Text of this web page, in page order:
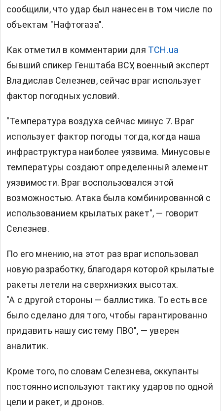
сообщили, что удар был нанесен в том числе по
объектам "Нафтогаза".
Как отметил в комментарии для ТСН.ua
бывший спикер Генштаба ВСУ, военный эксперт
Владислав Селезнев, сейчас враг использует
фактор погодных условий.
"Температура воздуха сейчас минус 7. Враг
использует фактор погоды тогда, когда наша
инфраструктура наиболее уязвима. Минусовые
температуры создают определенный элемент
уязвимости. Враг воспользовался этой
возможностью. Атака была комбинированной с
использованием крылатых ракет", — говорит
Селезнев.
По его мнению, на этот раз враг использовал
новую разработку, благодаря которой крылатые
ракеты летели на сверхнизких высотах.
"А с другой стороны — баллистика. То есть все
было сделано для того, чтобы гарантированно
придавить нашу систему ПВО", — уверен
аналитик.
Кроме того, по словам Селезнева, оккупанты
постоянно используют тактику ударов по одной
цели и ракет, и дронов.